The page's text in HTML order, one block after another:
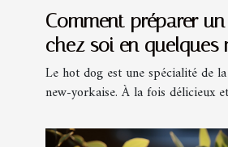
Comment préparer
chez soi en quelques
Le hot dog est une spécialité de
new-yorkaise. À la fois délicieux